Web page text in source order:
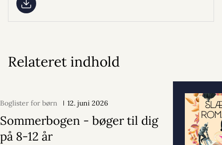
Relateret indhold
Boglister for børn 12. juni 2026
Sommerbogen - bøger til dig
på 8-12 år